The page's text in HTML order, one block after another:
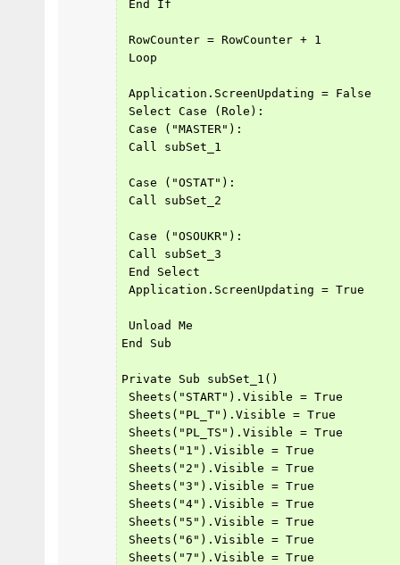
End If
RowCounter = RowCounter + 1
Loop
Application.ScreenUpdating = False
Select Case (Role):
Case ("MASTER"):
Call subSet_1
Case ("OSTAT"):
Call subSet_2
Case ("OSOUKR"):
Call subSet_3
End Select
Application.ScreenUpdating = True
Unload Me
End Sub
Private Sub subSet_1()
Sheets("START").Visible = True
Sheets("PL_T").Visible = True
Sheets("PL_TS").Visible = True
Sheets("1").Visible = True
Sheets("2").Visible = True
Sheets("3").Visible = True
Sheets("4").Visible = True
Sheets("5").Visible = True
Sheets("6").Visible = True
Sheets("7").Visible = True